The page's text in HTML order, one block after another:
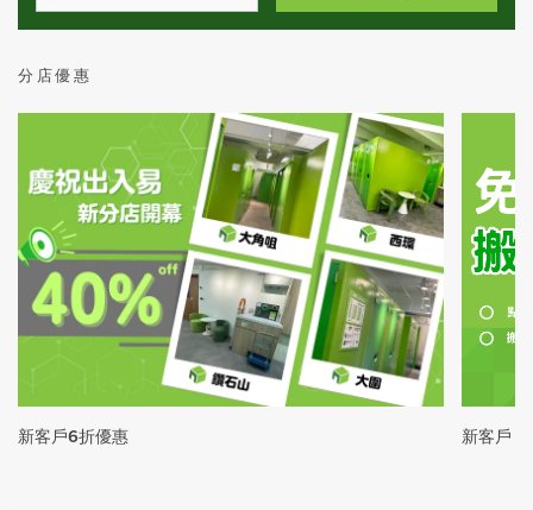
分店優惠
新客戶6折優惠 新客戶：